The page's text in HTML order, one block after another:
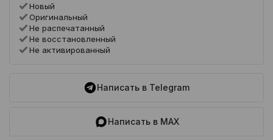
Новый
Оригинальный
Не распечатанный
Не восстановленный
Не активированный
Написать в Telegram
Написать в MAX